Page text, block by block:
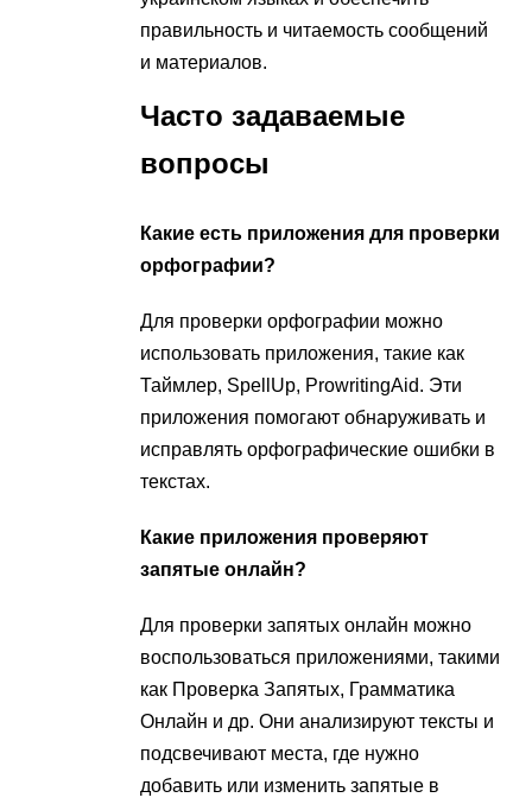
правильность и читаемость сообщений
и материалов.
Часто задаваемые
вопросы
Какие есть приложения для проверки
орфографии?
Для проверки орфографии можно
использовать приложения, такие как
Таймлер, SpellUp, ProwritingAid. Эти
приложения помогают обнаруживать и
исправлять орфографические ошибки в
текстах.
Какие приложения проверяют
запятые онлайн?
Для проверки запятых онлайн можно
воспользоваться приложениями, такими
как Проверка Запятых, Грамматика
Онлайн и др. Они анализируют тексты и
подсвечивают места, где нужно
добавить или изменить запятые в